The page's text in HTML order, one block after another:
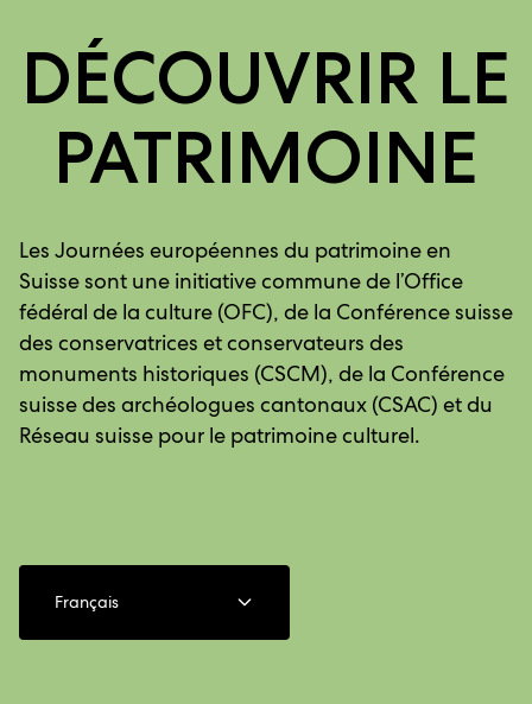
DÉCOUVRIR LE
PATRIMOINE
Les Journées européennes du patrimoine en
Suisse sont une initiative commune de l’Office
fédéral de la culture (OFC), de la Conférence suisse
des conservatrices et conservateurs des
monuments historiques (CSCM), de la Conférence
suisse des archéologues cantonaux (CSAC) et du
Réseau suisse pour le patrimoine culturel.
Français